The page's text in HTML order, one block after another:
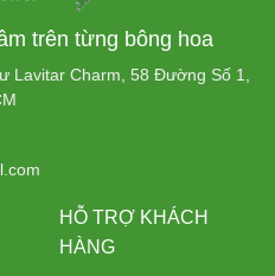
trên từng bông hoa
Lavitar Charm, 58 Đường Số 1,
HỖ TRỢ KHÁCH
HÀNG